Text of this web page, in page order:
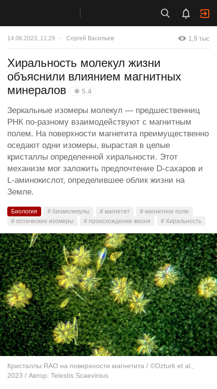
14.06.2023, 11:29 Сергей Васильев 1,9 тыс
Хиральность молекул жизни
объяснили влиянием магнитных
минералов
❋ 5.4
Зеркальные изомеры молекул — предшественниц
РНК по-разному взаимодействуют с магнитным
полем. На поверхности магнетита преимущественно
оседают одни изомеры, вырастая в целые
кристаллы определенной хиральности. Этот
механизм мог заложить предпочтение D-сахаров и
L-аминокислот, определившее облик жизни на
Земле.
Биология # биомолекулы # магнетит
# магнитное поле
# оптические изомеры
# происхождение жизни # Хиральность
Кристаллы RAO на поверхности магнетита / ©Ozturk et al.,
2023 / Автор: Telestis Scaevinius